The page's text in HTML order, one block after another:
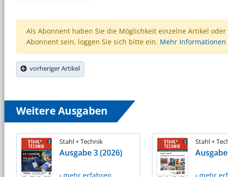
Als Abonnent haben Sie die Möglichkeit einzelne Artikel
Abonnent sein, loggen Sie sich bitte ein. Mehr
vorheriger Artikel
Weitere Ausgaben
Stahl + Technik
Ausgabe 3 (2026)
Stahl +